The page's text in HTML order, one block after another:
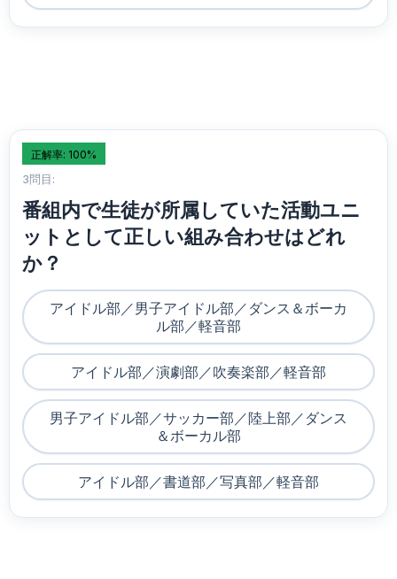
正解率: 100%
3問目:
番組内で生徒が所属していた活動ユニ
ットとして正しい組み合わせはどれ
か？
アイドル部／男子アイドル部／ダンス＆ボーカ
ル部／軽音部
アイドル部／演劇部／吹奏楽部／軽音部
男子アイドル部／サッカー部／陸上部／ダンス
＆ボーカル部
アイドル部／書道部／写真部／軽音部